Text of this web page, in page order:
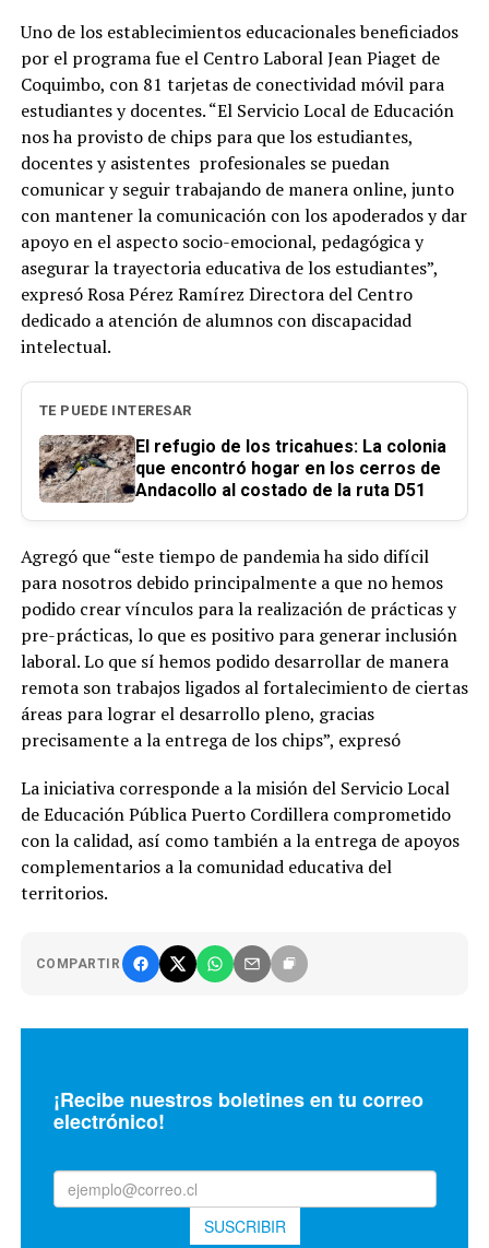
Uno de los establecimientos educacionales beneficiados
por el programa fue el Centro Laboral Jean Piaget de
Coquimbo, con 81 tarjetas de conectividad móvil para
estudiantes y docentes. “El Servicio Local de Educación
nos ha provisto de chips para que los estudiantes,
docentes y asistentes profesionales se puedan
comunicar y seguir trabajando de manera online, junto
con mantener la comunicación con los apoderados y dar
apoyo en el aspecto socio-emocional, pedagógica y
asegurar la trayectoria educativa de los estudiantes”,
expresó Rosa Pérez Ramírez Directora del Centro
dedicado a atención de alumnos con discapacidad
intelectual.
TE PUEDE INTERESAR
El refugio de los tricahues: La colonia
que encontró hogar en los cerros de
Andacollo al costado de la ruta D51
Agregó que “este tiempo de pandemia ha sido difícil
para nosotros debido principalmente a que no hemos
podido crear vínculos para la realización de prácticas y
pre-prácticas, lo que es positivo para generar inclusión
laboral. Lo que sí hemos podido desarrollar de manera
remota son trabajos ligados al fortalecimiento de ciertas
áreas para lograr el desarrollo pleno, gracias
precisamente a la entrega de los chips”, expresó
La iniciativa corresponde a la misión del Servicio Local
de Educación Pública Puerto Cordillera comprometido
con la calidad, así como también a la entrega de apoyos
complementarios a la comunidad educativa del
territorios.
COMPARTIR